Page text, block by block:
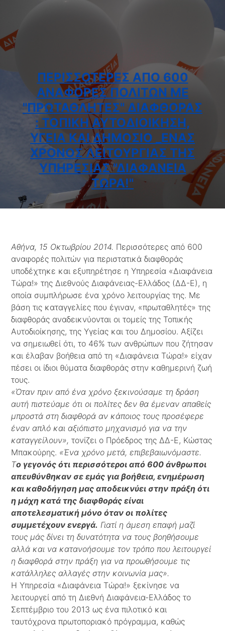
ΠΕΡΙΣΣΌΤΕΡΕΣ ΑΠΌ 600
ΑΝΑΦΟΡΈΣ ΠΟΛΙΤΏΝ ΜΕ
"ΠΡΩΤΑΘΛΗΤΈΣ" ΔΙΑΦΘΟΡΆΣ
: ΤΟΠΙΚΉ ΑΥΤΟΔΙΟΊΚΗΣΗ,
ΥΓΕΊΑ ΚΑΙ ΔΗΜΌΣΙΟ _ΈΝΑΣ
ΧΡΌΝΟΣ ΛΕΙΤΟΥΡΓΊΑΣ ΤΗΣ
ΥΠΗΡΕΣΊΑΣ "ΔΙΑΦΆΝΕΙΑ
ΤΏΡΑ!"
Αθήνα, 15 Οκτωβρίου 2014. Περισσότερες από 600
αναφορές πολιτών για περιστατικά διαφθοράς
υποδέχτηκε και εξυπηρέτησε η Υπηρεσία «Διαφάνεια
Τώρα!» της Διεθνούς Διαφάνειας-Ελλάδος (ΔΔ-Ε), η
οποία συμπλήρωσε ένα χρόνο λειτουργίας της. Με
βάση τις καταγγελίες που έγιναν, «πρωταθλητές» της
διαφθοράς αναδεικνύονται οι τομείς της Τοπικής
Αυτοδιοίκησης, της Υγείας και του Δημοσίου. Αξίζει
να σημειωθεί ότι, το 46% των ανθρώπων που ζήτησαν
και έλαβαν βοήθεια από τη «Διαφάνεια Τώρα!» είχαν
πέσει οι ίδιοι θύματα διαφθοράς στην καθημερινή ζωή
τους.
«Όταν πριν από ένα χρόνο ξεκινούσαμε τη δράση
αυτή πιστεύαμε ότι οι πολίτες δεν θα έμεναν απαθείς
μπροστά στη διαφθορά αν κάποιος τους προσέφερε
έναν απλό και αξιόπιστο μηχανισμό για να την
καταγγείλουν», τονίζει ο Πρόεδρος της ΔΔ-Ε, Κώστας
Μπακούρης. «Ένα χρόνο μετά, επιβεβαιωνόμαστε.
Το γεγονός ότι περισσότεροι από 600 άνθρωποι
απευθύνθηκαν σε εμάς για βοήθεια, ενημέρωση
και καθοδήγηση μας αποδεικνύει στην πράξη ότι
η μάχη κατά της διαφθοράς είναι
αποτελεσματική μόνο όταν οι πολίτες
συμμετέχουν ενεργά. Γιατί η άμεση επαφή μαζί
τους μάς δίνει τη δυνατότητα να τους βοηθήσουμε
αλλά και να κατανοήσουμε τον τρόπο που λειτουργεί
η διαφθορά στην πράξη για να προωθήσουμε τις
κατάλληλες αλλαγές στην κοινωνία μας».
Η Υπηρεσία «Διαφάνεια Τώρα!» ξεκίνησε να
λειτουργεί από τη Διεθνή Διαφάνεια-Ελλάδος το
Σεπτέμβριο του 2013 ως ένα πιλοτικό και
ταυτόχρονα πρωτοποριακό πρόγραμμα, καθώς